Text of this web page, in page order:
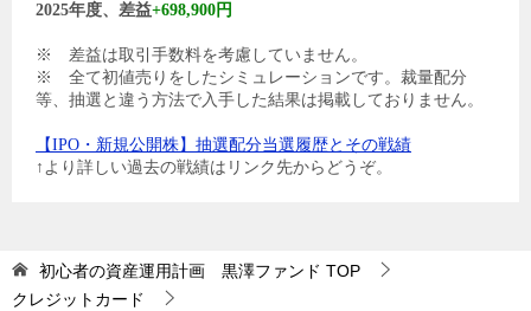
2025年度、差益+698,900円
※ 差益は取引手数料を考慮していません。
※ 全て初値売りをしたシミュレーションです。裁量配分
等、抽選と違う方法で入手した結果は掲載しておりません。
【IPO・新規公開株】抽選配分当選履歴とその戦績
↑より詳しい過去の戦績はリンク先からどうぞ。
初心者の資産運用計画 黒澤ファンド TOP
クレジットカード